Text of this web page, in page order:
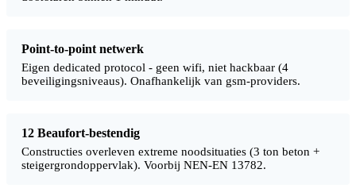
Point-to-point netwerk
Eigen dedicated protocol - geen wifi, niet hackbaar (4
beveiligingsniveaus). Onafhankelijk van gsm-providers.
12 Beaufort-bestendig
Constructies overleven extreme noodsituaties (3 ton beton +
steigergrondoppervlak). Voorbij NEN-EN 13782.